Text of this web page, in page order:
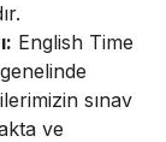
English Time
sınav
ve